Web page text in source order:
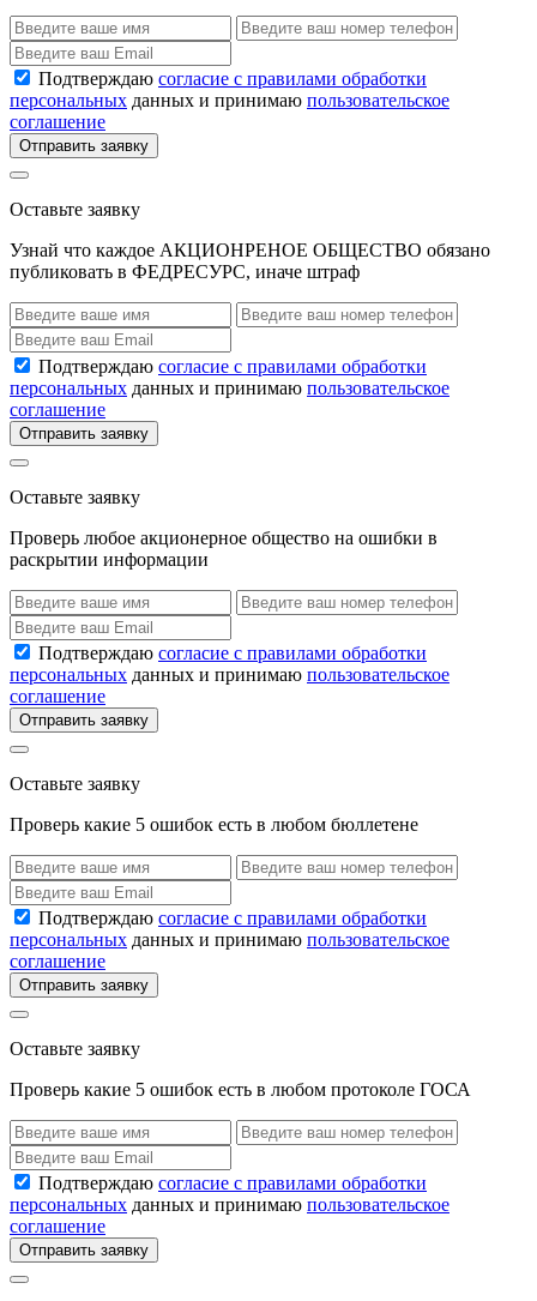
Подтверждаю согласие с правилами обработки
персональных данных и принимаю пользовательское
соглашение
Отправить заявку
Оставьте заявку
Узнай что каждое АКЦИОНРЕНОЕ ОБЩЕСТВО обязано
публиковать в ФЕДРЕСУРС, иначе штраф
Подтверждаю согласие с правилами обработки
персональных данных и принимаю пользовательское
соглашение
Отправить заявку
Оставьте заявку
Проверь любое акционерное общество на ошибки в
раскрытии информации
Подтверждаю согласие с правилами обработки
персональных данных и принимаю пользовательское
соглашение
Отправить заявку
Оставьте заявку
Проверь какие 5 ошибок есть в любом бюллетене
Подтверждаю согласие с правилами обработки
персональных данных и принимаю пользовательское
соглашение
Отправить заявку
Оставьте заявку
Проверь какие 5 ошибок есть в любом протоколе ГОСА
Подтверждаю согласие с правилами обработки
персональных данных и принимаю пользовательское
соглашение
Отправить заявку